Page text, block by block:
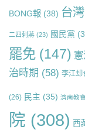
BONG報 (38) 台灣
二四刺蔣 (23) 國民黨
罷免 (147)
治時期 (58) 李江却
(26) 民主 (35) 濟南教會
院 (308) 西